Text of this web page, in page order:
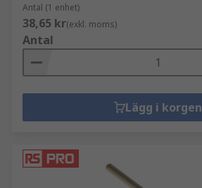
Antal (1 enhet)
38,65 kr(exkl. moms)
Antal
Lägg i korgen